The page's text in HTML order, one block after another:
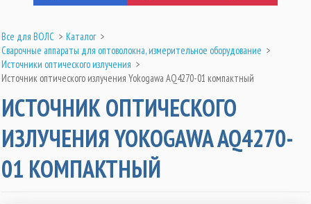
Все для ВОЛС > Каталог >
Сварочные аппараты для оптоволокна, измерительное оборудование >
Источники оптического излучения >
Источник оптического излучения Yokogawa AQ4270-01 компактный
ИСТОЧНИК ОПТИЧЕСКОГО
ИЗЛУЧЕНИЯ YOKOGAWA AQ4270-
01 КОМПАКТНЫЙ